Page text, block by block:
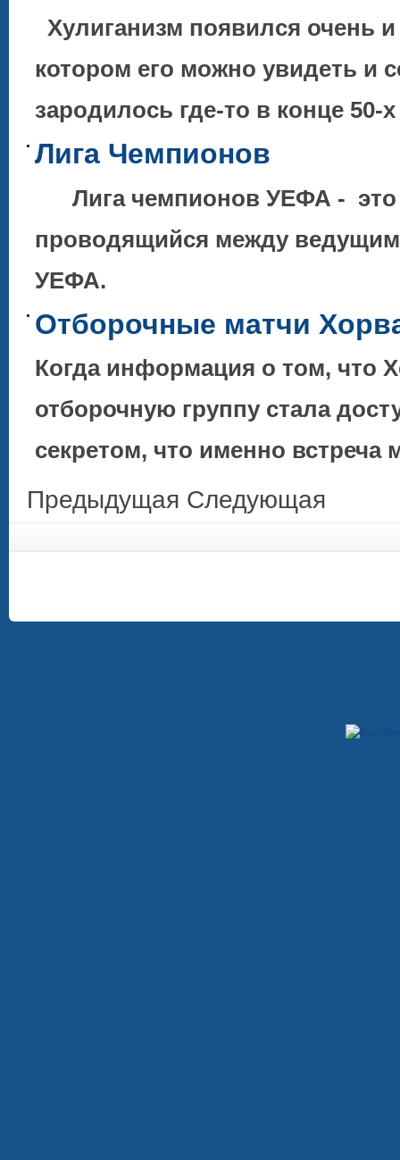
Хулиганизм появился очень
котором его можно увидеть и
зародилось где-то в конце 50-
Лига Чемпионов
Лига чемпионов УЕФА - это
проводящийся между
УЕФА.
Отборочные матчи
Когда информация о том, что
отборочную группу стала
секретом, что именно
Предыдущая Следующая